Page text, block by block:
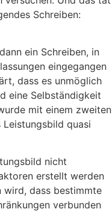
Schreiben:
ein Schreiben, in
eingegangen
dass es unmöglich
eine Selbständigkeit
mit einem zweiten
quasi
nicht
erstellt werden
wird, dass bestimmte
verbunden